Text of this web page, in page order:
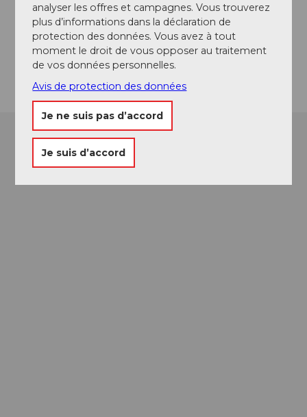
info@hotel-montana.ch
Website
analyser les offres et campagnes. Vous trouverez
plus d’informations dans la déclaration de
protection des données. Vous avez à tout
moment le droit de vous opposer au traitement
de vos données personnelles.
Avis de protection des données
Je ne suis pas d’accord
Je suis d’accord